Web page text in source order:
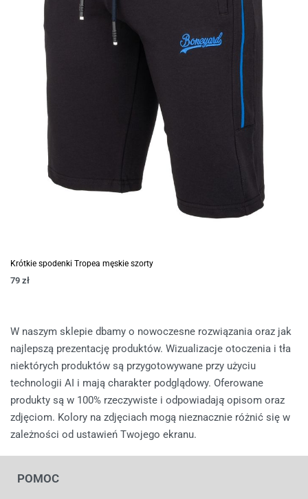
Krótkie spodenki Tropea męskie szorty
79 zł
W naszym sklepie dbamy o nowoczesne rozwiązania oraz jak
najlepszą prezentację produktów. Wizualizacje otoczenia i tła
niektórych produktów są przygotowywane przy użyciu
technologii AI i mają charakter podglądowy. Oferowane
produkty są w 100% rzeczywiste i odpowiadają opisom oraz
zdjęciom. Kolory na zdjęciach mogą nieznacznie różnić się w
zależności od ustawień Twojego ekranu.
POMOC